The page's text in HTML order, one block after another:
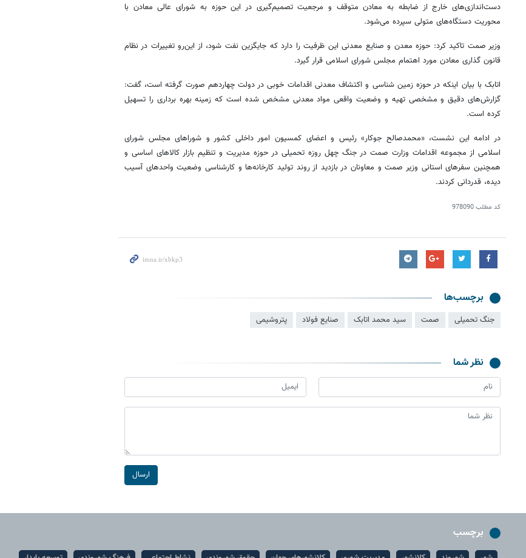
دست‌اندازی‌های خارج از ضابطه به معادن متوقف و مرجعیت تصمیم‌گیری در این حوزه به شورای عالی معادن با
محوریت دستگاه‌های متولی سپرده می‌شود.
وزیر صمت تاکید کرد: حوزه معدن و صنایع معدنی این ظرفیت را دارد که جایگزین نفت شود، از این‌‎رو تغییرات در نظام
قانون گذاری معادن مورد اهتمام مجلس شورای اسلامی قرار گیرد.
اتابک با بیان اینکه در حوزه زمین شناسی و اکتشاف معدنی اقدامات خوبی در دولت چهاردهم صورت گرفته است، گفت:
گزارش‌های دقیق و مشخصی تهیه و وضعیت واقعی مواد معدنی مشخص شده است که زمینه بهره برداری را تسهیل
کرده است.
در ادامه این نشست، «محمدصالح جوکار» رئیس و اعضای کمسیون امور داخلی کشور و شوراهای مجلس شورای
اسلامی از مجموعه اقدامات وزارت صمت در جنگ چهل روزه تحمیلی در حوزه مدیریت و تنظیم بازار کالاهای اساسی و
همچنین سفرهای استانی وزیر صمت و معاونان در بازدید از روند تولید کارخانه‌ها و کارشناسی وضعیت واحدهای آسیب
دیده، قدردانی کردند.
کد مطلب978090
برچسب‌ها
جنگ تحمیلی صمت سید محمد اتابک صنایع فولاد پتروشیمی
نظر شما
ارسال
برچسب